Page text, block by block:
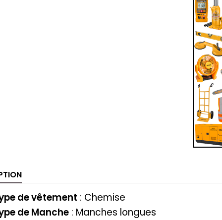
de vêtement : ‎‎Chemise
de Manche : Manches longues